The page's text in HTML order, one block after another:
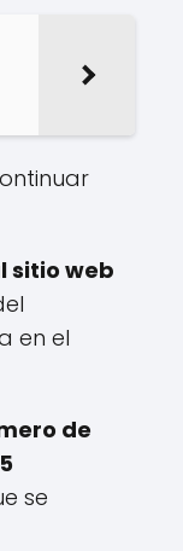
sitio web
en el
de
5
se